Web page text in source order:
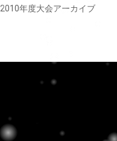
2010年度大会アーカイブ